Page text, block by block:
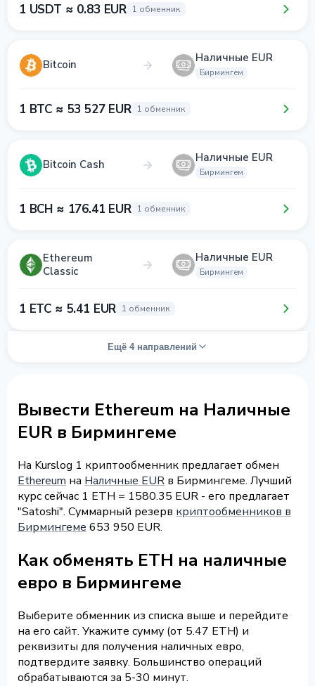
1 USDT ≈ 0.83 EUR 1 обменник
Bitcoin Наличные EUR
Бирмингем
1 BTC ≈ 53 527 EUR 1 обменник
Bitcoin Cash Наличные EUR
Бирмингем
1 BCH ≈ 176.41 EUR 1 обменник
Ethereum
Classic
Наличные EUR
Бирмингем
1 ETC ≈ 5.41 EUR 1 обменник
Ещё 4 направлений
Вывести Ethereum на Наличные
EUR в Бирмингеме
На Kurslog 1 криптообменник предлагает обмен
Ethereum на Наличные EUR в Бирмингеме. Лучший
курс сейчас 1 ETH = 1580.35 EUR - его предлагает
"Satoshi". Суммарный резерв криптообменников в
Бирмингеме 653 950 EUR.
Как обменять ETH на наличные
евро в Бирмингеме
Выберите обменник из списка выше и перейдите
на его сайт. Укажите сумму (от 5.47 ETH) и
реквизиты для получения наличных евро,
подтвердите заявку. Большинство операций
обрабатываются за 5-30 минут.